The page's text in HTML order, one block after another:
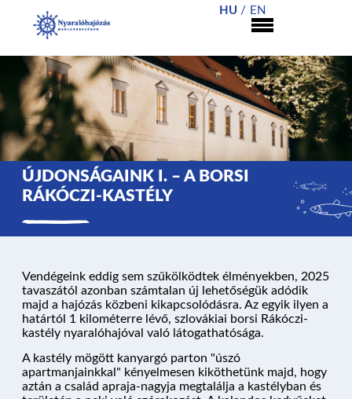
HU EN
ÚJDONSÁGAINK I. – A BORSI
RÁKÓCZI-KASTÉLY
Vendégeink eddig sem szűkölködtek élményekben, 2025
tavaszától azonban számtalan új lehetőségük adódik
majd a hajózás közbeni kikapcsolódásra. Az egyik ilyen a
határtól 1 kilométerre lévő, szlovákiai borsi Rákóczi-
kastély nyaralóhajóval való látogathatósága.
A kastély mögött kanyargó parton "úszó
apartmanjainkkal" kényelmesen kiköthetünk majd, hogy
aztán a család apraja-nagyja megtalálja a kastélyban és